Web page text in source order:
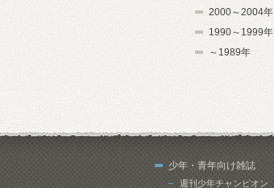
2000～2004年
1990～1999年
～1989年
少年・青年向け雑誌
週刊少年チャンピオン